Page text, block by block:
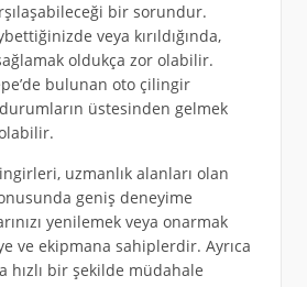
bir sorundur.
veya kırıldığında,
oldukça zor olabilir.
bulunan oto çilingir
üstesinden gelmek
uzmanlık alanları olan
geniş deneyime
yenilemek veya onarmak
ve ekipmana sahiplerdir. Ayrıca
bir şekilde müdahale